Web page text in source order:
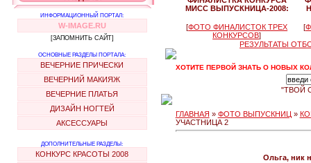
ИНФОРМАЦИОННЫЙ ПОРТАЛ:
W-IMAGE.RU
[ЗАПОМНИТЬ САЙТ]
ОСНОВНЫЕ РАЗДЕЛЫ ПОРТАЛА:
ВЕЧЕРНИЕ ПРИЧЕСКИ
ВЕЧЕРНИЙ МАКИЯЖ
ВЕЧЕРНИЕ ПЛАТЬЯ
ДИЗАЙН НОГТЕЙ
АКСЕССУАРЫ
ДОПОЛНИТЕЛЬНЫЕ РАЗДЕЛЫ:
КОНКУРС КРАСОТЫ 2008
МИСС ВЫПУСКНИЦА-2008:
[ФОТО ФИНАЛИСТОК ТРЕХ
КОНКУРСОВ]
[
РЕЗУЛЬТАТЫ
ХОТИТЕ ПЕРВОЙ ЗНАТЬ О НОВЫХ
"ТВОЙ
ГЛАВНАЯ » ФОТО ВЫПУСКНИЦ »
УЧАСТНИЦА 2
Ольга, ник